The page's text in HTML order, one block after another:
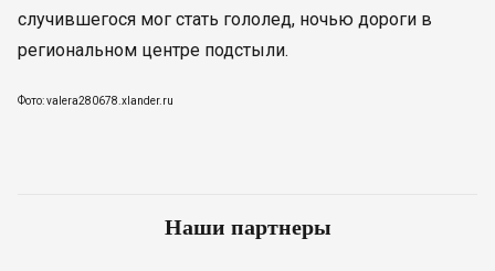
случившегося мог стать гололед, ночью дороги в
региональном центре подстыли.
Фото: valera280678.xlander.ru
Наши партнеры